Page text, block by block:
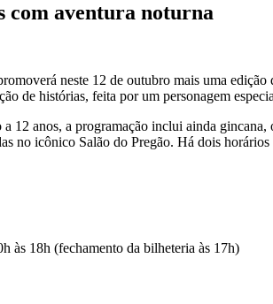
com aventura noturna
neste 12 de outubro mais uma
de histórias, feita por um personagem
12 anos, a programação inclui ainda
no icônico Salão do Pregão. Há dois
às 18h (fechamento da bilheteria às 17h)